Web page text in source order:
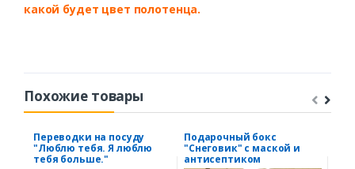
какой будет цвет полотенца.
Похожие товары
Переводки на посуду
"Люблю тебя. Я люблю
тебя больше."
Подарочный бокс
"Снеговик" с маской и
антисептиком